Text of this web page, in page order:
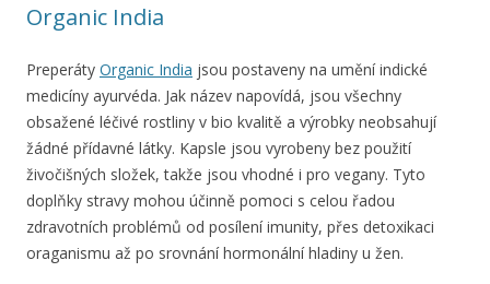
Organic India
Preperáty Organic India jsou postaveny na umění indické
medicíny ayurvéda. Jak název napovídá, jsou všechny
obsažené léčivé rostliny v bio kvalitě a výrobky neobsahují
žádné přídavné látky. Kapsle jsou vyrobeny bez použití
živočišných složek, takže jsou vhodné i pro vegany. Tyto
doplňky stravy mohou účinně pomoci s celou řadou
zdravotních problémů od posílení imunity, přes detoxikaci
oraganismu až po srovnání hormonální hladiny u žen.